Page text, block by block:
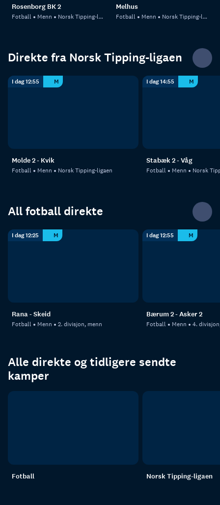
Rosenborg BK 2
Fotball Menn Norsk Tipping-ligaen
Melhus
Fotball Menn Norsk Tipping-ligaen
Direkte fra Norsk Tipping-ligaen
I dag 12:55 M
Molde 2 - Kvik
Fotball Menn Norsk Tipping-ligaen
I dag 14:55 M
Stabæk 2 - Våg
Fotball Menn Norsk
All fotball direkte
I dag 12:25 M
Rana - Skeid
Fotball Menn 2. divisjon, menn
I dag 12:55 M
Bærum 2 - Asker 2
Fotball Menn 4.
Alle direkte og tidligere sendte
kamper
Fotball Norsk Tipping-ligaen